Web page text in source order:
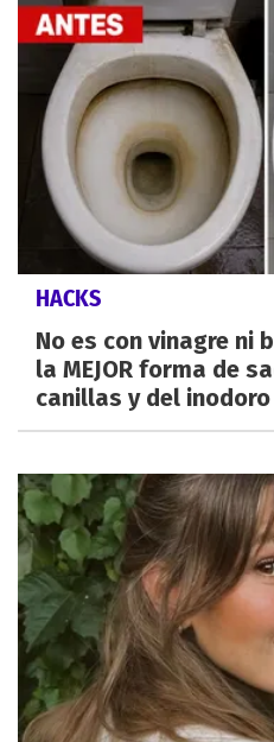
HACKS
No es con vinagre ni
la MEJOR forma de
canillas y del inodoro